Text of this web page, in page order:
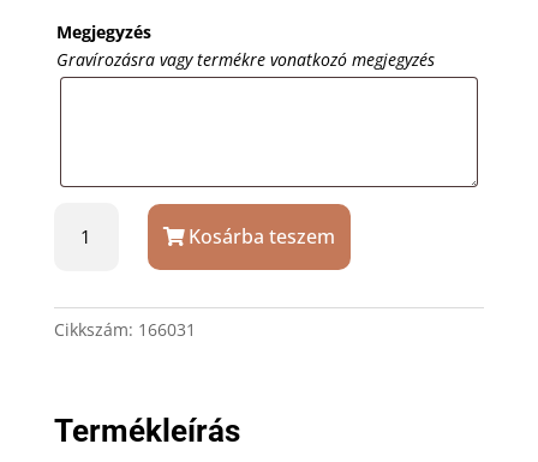
Megjegyzés
Gravírozásra vagy termékre vonatkozó megjegyzés
üveg
mennyiség
Kosárba teszem
Cikkszám: 166031
Termékleírás